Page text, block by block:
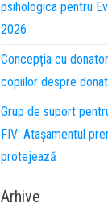
psihologica pentru
2026
Concepția cu
copiilor despre
Grup de suport
FIV: Atașamentul
protejează
Arhive